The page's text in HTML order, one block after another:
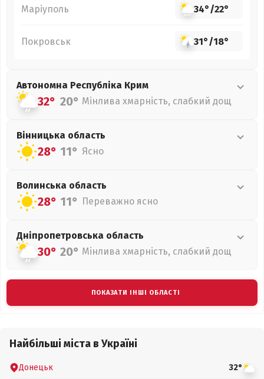
Маріуполь 34°/22°
Покровськ 31°/18°
Автономна Республіка Крим
32° 20° Мінлива хмарність, слабкий дощ
Вінницька область
28° 11° Ясно
Волинська область
28° 11° Переважно ясно
Дніпропетровська область
30° 20° Мінлива хмарність, слабкий дощ
ПОКАЗАТИ ІНШІ ОБЛАСТІ
Найбільші міста в Україні
Донецьк 32°